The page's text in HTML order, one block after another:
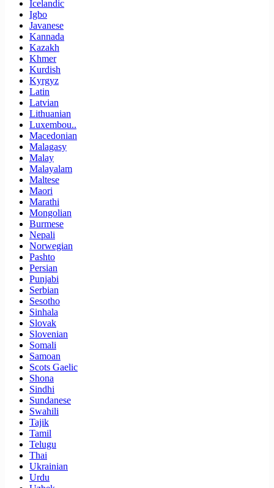
Icelandic
Igbo
Javanese
Kannada
Kazakh
Khmer
Kurdish
Kyrgyz
Latin
Latvian
Lithuanian
Luxembou..
Macedonian
Malagasy
Malay
Malayalam
Maltese
Maori
Marathi
Mongolian
Burmese
Nepali
Norwegian
Pashto
Persian
Punjabi
Serbian
Sesotho
Sinhala
Slovak
Slovenian
Somali
Samoan
Scots Gaelic
Shona
Sindhi
Sundanese
Swahili
Tajik
Tamil
Telugu
Thai
Ukrainian
Urdu